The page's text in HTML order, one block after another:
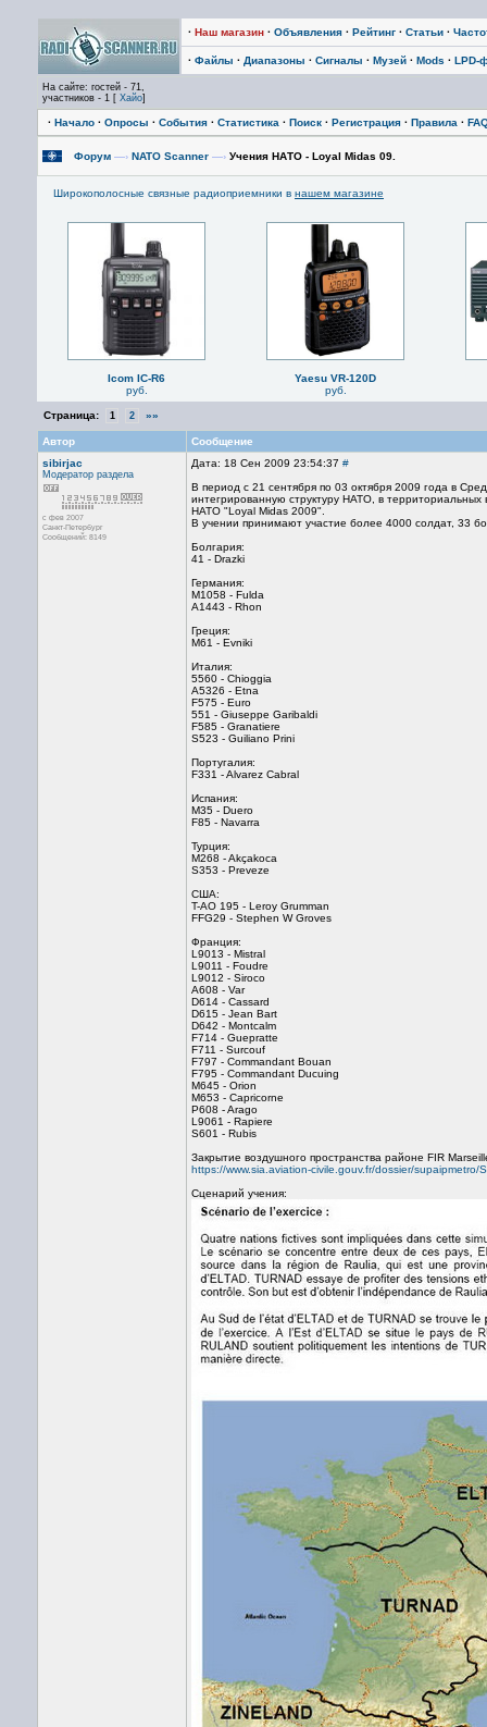
· Наш магазин · Объявления · Рейтинг · Статьи ·
· Файлы · Диапазоны · Сигналы · Музей · Mods · LPD-
На сайте: гостей - 71,
участников - 1 [ Хайо]
· Начало · Опросы · События · Статистика · Поиск · Регистрация · Правила ·
Форум —› NATO Scanner —› Учения НАТО - Loyal Midas 09.
Широкополосные связные радиоприемники в нашем магазине
Icom IC-R6
руб.
Yaesu VR-120D
руб.
Страница: 1 2 »»
Автор
Сообщение
sibirjac
Модератор раздела
с фев 2007
Санкт-Петербург
Сообщений: 8149
Дата: 18 Сен 2009 23:54:37 #
В период с 21 сентября по 03 октября 2009 года в
интегрированную структуру НАТО, в
НАТО "Loyal Midas 2009".
В учении принимают участие более 4000 солдат, 33
Болгария:
41 - Drazki
Германия:
M1058 - Fulda
A1443 - Rhon
Греция:
M61 - Evniki
Италия:
5560 - Chioggia
A5326 - Etna
F575 - Euro
551 - Giuseppe Garibaldi
F585 - Granatiere
S523 - Guiliano Prini
Португалия:
F331 - Alvarez Cabral
Испания:
M35 - Duero
F85 - Navarra
Турция:
M268 - Akçakoca
S353 - Preveze
США:
T-AO 195 - Leroy Grumman
FFG29 - Stephen W Groves
Франция:
L9013 - Mistral
L9011 - Foudre
L9012 - Siroco
A608 - Var
D614 - Cassard
D615 - Jean Bart
D642 - Montcalm
F714 - Guepratte
F711 - Surcouf
F797 - Commandant Bouan
F795 - Commandant Ducuing
M645 - Orion
M653 - Capricorne
P608 - Arago
L9061 - Rapiere
S601 - Rubis
Закрытие воздушного пространства районе FIR
https://www.sia.aviation-civile.gouv.fr/dossier/supaipmetro/
Сценарий учения: